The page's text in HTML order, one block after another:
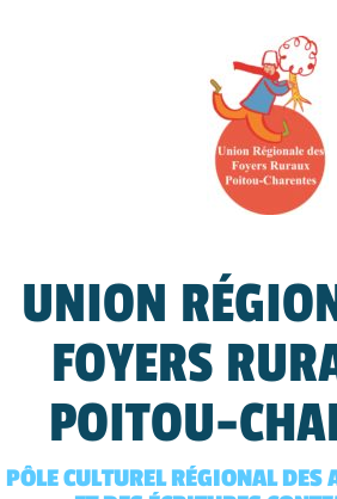
UNION
FOYERS
POITOU-
PÔLE CULTUREL RÉGIONAL DES